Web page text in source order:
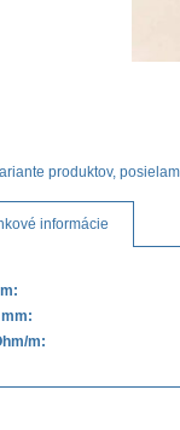
produktov,
informácie
m: